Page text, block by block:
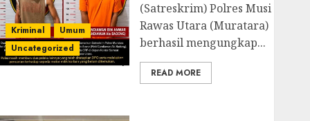
Kriminal
Umum
Uncategorized
(Satreskrim) Polres Musi
Rawas Utara (Muratara)
berhasil mengungkap...
READ MORE